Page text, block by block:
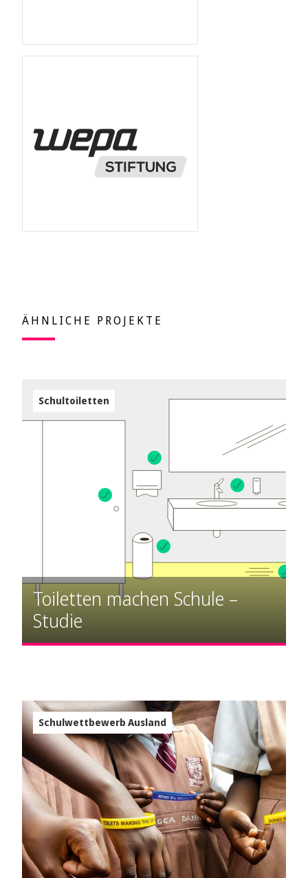
ÄHNLICHE PROJEKTE
Schultoiletten
Toiletten machen Schule –
Studie
Schulwettbewerb Ausland